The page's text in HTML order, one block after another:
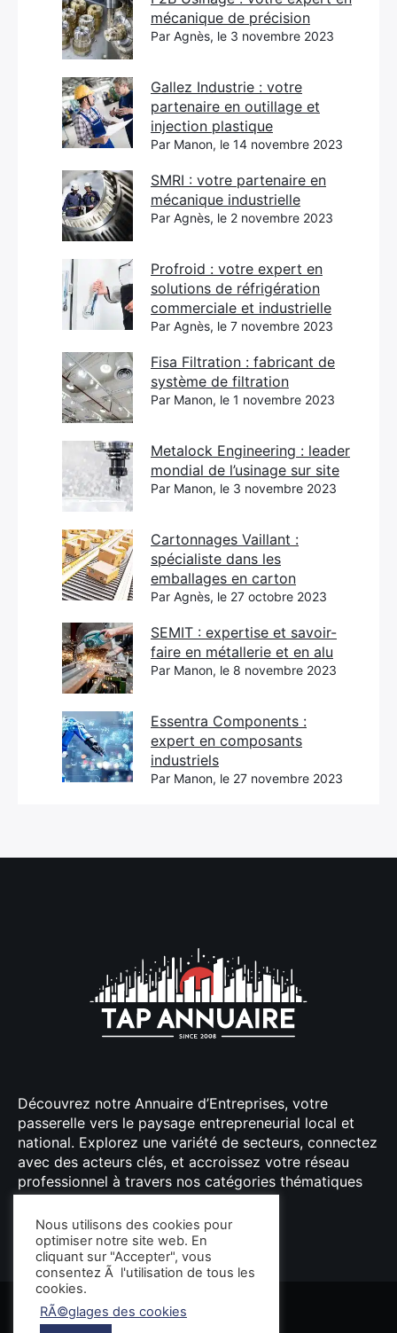
mécanique de précision
Par Agnès, le 3 novembre 2023
Gallez Industrie : votre
partenaire en outillage et
injection plastique
Par Manon, le 14 novembre 2023
SMRI : votre partenaire en
mécanique industrielle
Par Agnès, le 2 novembre 2023
Profroid : votre expert en
solutions de réfrigération
commerciale et industrielle
Par Agnès, le 7 novembre 2023
Fisa Filtration : fabricant de
système de filtration
Par Manon, le 1 novembre 2023
Metalock Engineering : leader
mondial de l’usinage sur site
Par Manon, le 3 novembre 2023
Cartonnages Vaillant :
spécialiste dans les
emballages en carton
Par Agnès, le 27 octobre 2023
SEMIT : expertise et savoir-
faire en métallerie et en alu
Par Manon, le 8 novembre 2023
Essentra Components :
expert en composants
industriels
Par Manon, le 27 novembre 2023
Découvrez notre Annuaire d’Entreprises, votre
passerelle vers le paysage entrepreneurial local et
national. Explorez une variété de secteurs, connectez
avec des acteurs clés, et accroissez votre réseau
professionnel à travers nos catégories thématiques
Tap Annuaire
Nous utilisons des cookies pour
optimiser notre site web. En
cliquant sur "Accepter", vous
consentez Ã l'utilisation de tous les
cookies.
RÃ©glages des cookies